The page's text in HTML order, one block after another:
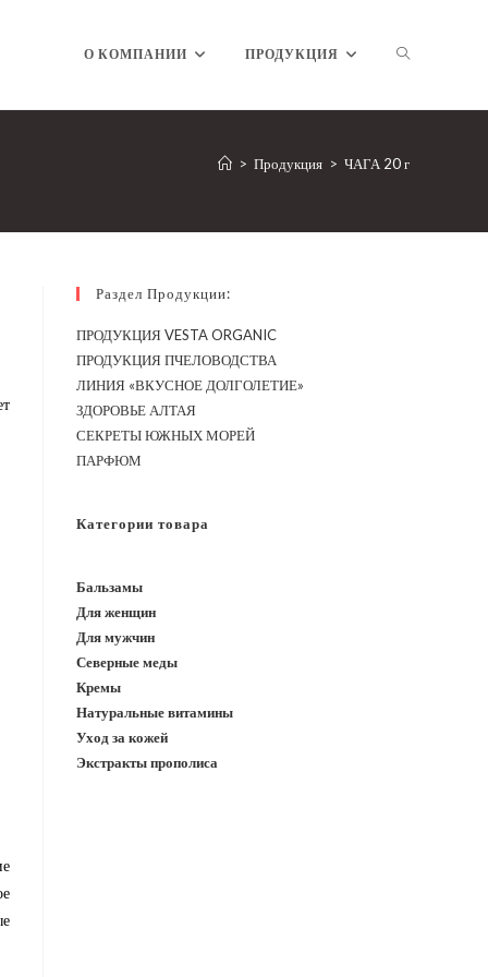
О КОМПАНИИ ПРОДУКЦИЯ
ПОИСК
> Продукция > ЧАГА 20 г
Раздел Продукции:
ПРОДУКЦИЯ VESTA ORGANIC
ПРОДУКЦИЯ ПЧЕЛОВОДСТВА
ЛИНИЯ «ВКУСНОЕ ДОЛГОЛЕТИЕ»
ЗДОРОВЬЕ АЛТАЯ
СЕКРЕТЫ ЮЖНЫХ МОРЕЙ
ПАРФЮМ
Категории товара
Бальзамы
Для женщин
Для мужчин
Северные меды
Кремы
Натуральные витамины
Уход за кожей
Экстракты прополиса